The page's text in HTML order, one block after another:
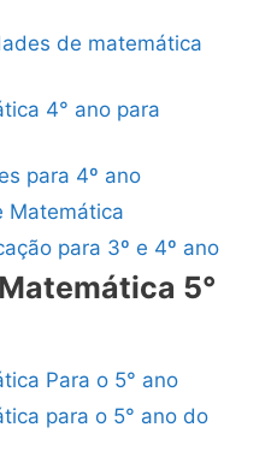
de matemática
4° ano para
para 4º ano
Matemática
para 3º e 4º ano
5°
Para o 5° ano
para o 5° ano do